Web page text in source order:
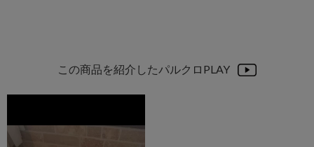
この商品を紹介したパルクロPLAY